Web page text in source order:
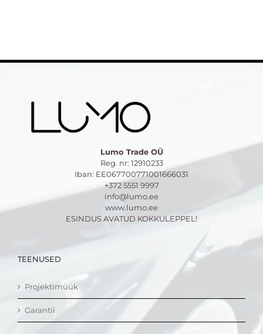
Lumo Trade OÜ
Reg. nr: 12910233
Iban: EE067700771001666031
+372 5551 9997
info@lumo.ee
www.lumo.ee
ESINDUS AVATUD KOKKULEPPEL!
TEENUSED
Projektimüük
Garantii